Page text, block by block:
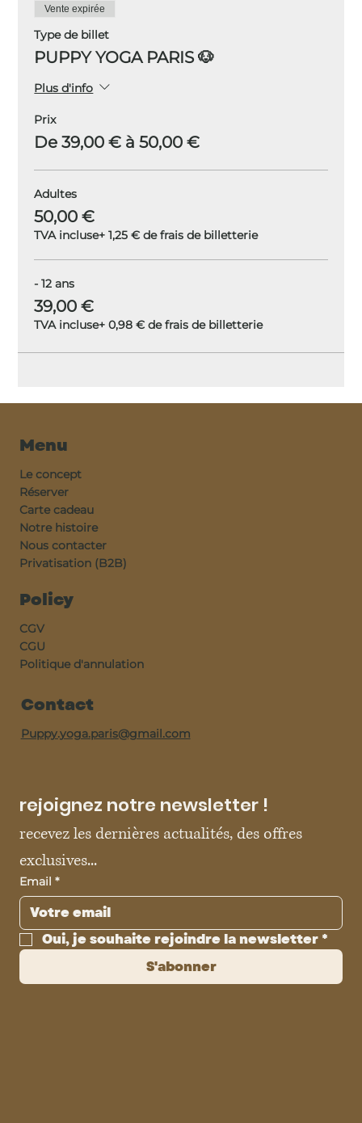
Vente expirée
Type de billet
PUPPY YOGA PARIS 🐶
Plus d'info
Prix
De 39,00 € à 50,00 €
Adultes
50,00 €
TVA incluse+ 1,25 € de frais de billetterie
- 12 ans
39,00 €
TVA incluse+ 0,98 € de frais de billetterie
Menu
Le concept
Réserver
Carte cadeau
Notre histoire
Nous contacter
Privatisation (B2B)
Policy
CGV
CGU
Politique d'annulation
Contact
Puppy.yoga.paris@gmail.com
rejoignez notre newsletter !
recevez les dernières actualités, des offres
exclusives...
Email *
Oui, je souhaite rejoindre la newsletter *
S'abonner